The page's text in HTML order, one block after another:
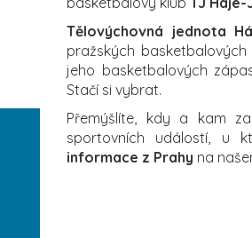
Tělovýchovná jednota
pražských
jeho basketbalových
Stačí si vybrat.
Přemýšlíte, kdy a kam
sportovních událostí, u
informace z Prahy na